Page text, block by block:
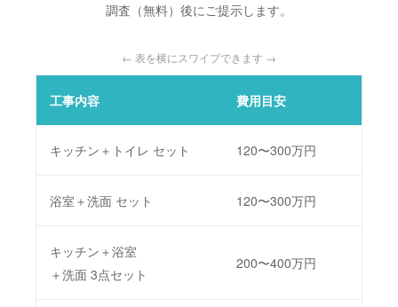
調査（無料）後にご提示します。
← 表を横にスワイプできます →
工事内容 費用目安
キッチン＋トイレ セット 120〜300万円
浴室＋洗面 セット 120〜300万円
キッチン＋浴室
＋洗面 3点セット
200〜400万円